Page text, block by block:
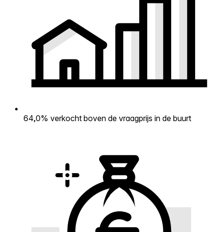
64,0% verkocht boven de vraagprijs in de buurt